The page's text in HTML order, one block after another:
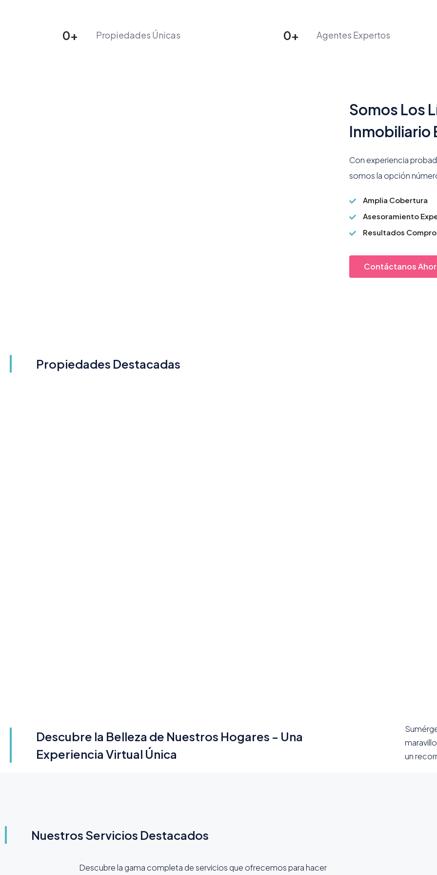
0+ Propiedades Únicas 0+ Agentes Expertos
Somos Los
Inmobiliario
Con experiencia
somos la opción
Amplia Cobertura
Asesoramiento
Resultados
Contáctanos
Propiedades Destacadas
Descubre la Belleza de Nuestros Hogares - Una
Experiencia Virtual Única
un
Nuestros Servicios Destacados
Descubre la gama completa de servicios que ofrecemos para hacer